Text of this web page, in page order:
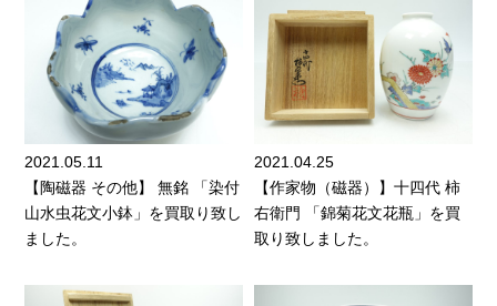
2021.05.11
【陶磁器 その他】 無銘 「染付
山水虫花文小鉢」を買取り致し
ました。
2021.04.25
【作家物（磁器）】十四代 柿
右衛門 「錦菊花文花瓶」を買
取り致しました。